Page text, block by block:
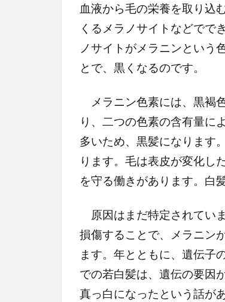
血液から毛の栄養を取り込
くるメラノサイトなどでで
ノサイトがメラニンという
とで、黒くなるのです。
メラニン色素には、黒褐
り、二つの色素の含有量に
多いため、黒髪になります
ります。毛は表皮が変化し
を守る働きがあります。白
原因はまだ特定されてい
損傷することで、メラニン
ます。年とともに、遺伝子
での若白髪は、遺伝の要因
真っ白になったという話が